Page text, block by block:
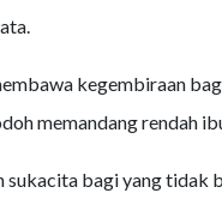
kegembiraan
memandang rendah
sukacita bagi yang tidak